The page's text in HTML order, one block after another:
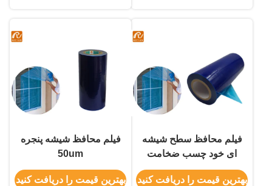
فیلم محافظ سطح شیشه
ای خود چسب ضخامت
50um
بهترین قیمت را دریافت کنید
فیلم محافظ شیشه پنجره
50um
بهترین قیمت را دریافت کنید